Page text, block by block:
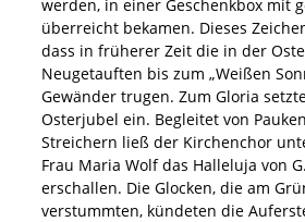
werden, in einer Geschenkbox mit
überreicht bekamen. Dieses
dass in früherer Zeit die in der
Neugetauften bis zum „Weißen
Gewänder trugen. Zum Gloria
Osterjubel ein. Begleitet von
Streichern ließ der Kirchenchor
Frau Maria Wolf das Halleluja von
erschallen. Die Glocken, die am
verstummten, kündeten die